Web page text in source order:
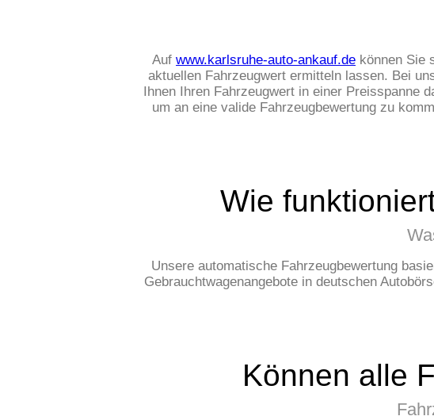
Auf www.karlsruhe-auto-ankauf.de können Sie
aktuellen Fahrzeugwert ermitteln lassen. Bei
Ihnen Ihren Fahrzeugwert in einer Preisspanne
um an eine valide Fahrzeugbewertung zu
Wie
Unsere automatische Fahrzeugbewertung
Gebrauchtwagenangebote in deutschen
Können alle